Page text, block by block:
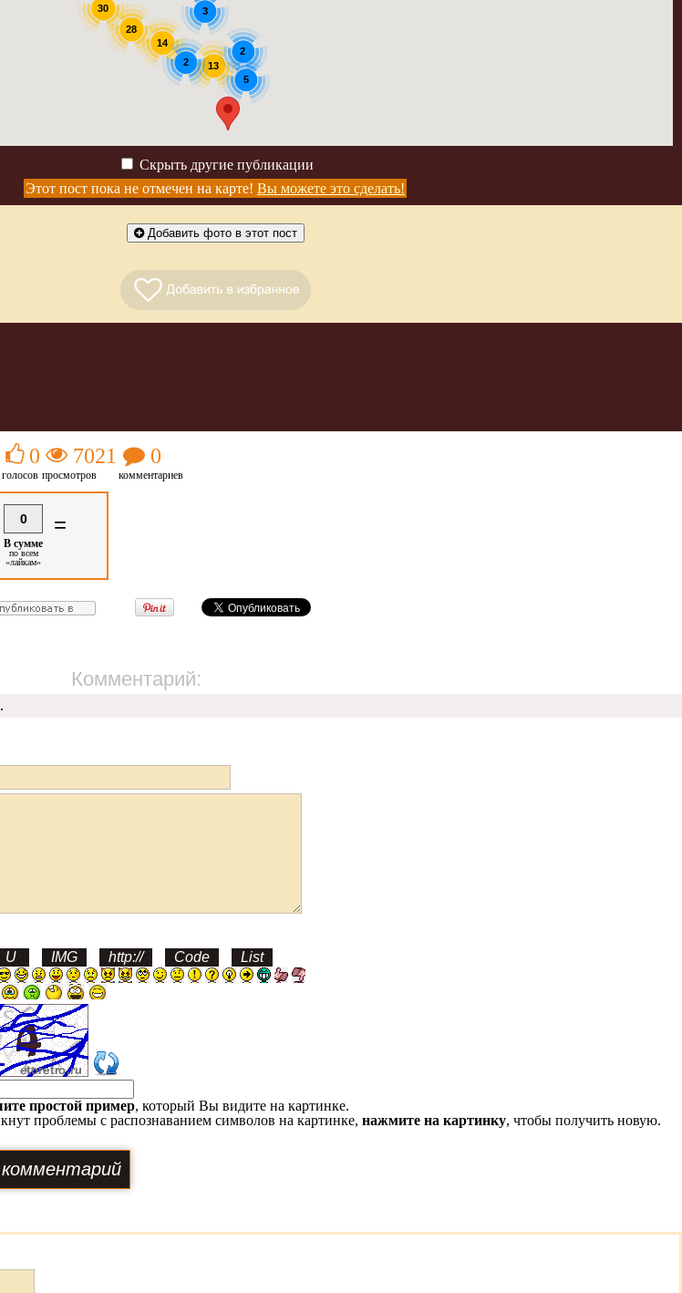
30
13
28
14
5
3
2
2
Скрыть другие публикации
Этот пост пока не отмечен на карте! Вы можете это сделать!
Добавить фото в этот пост
0
голосов
7021
просмотров
0
комментариев
0
В сумме
по всем
«лайкам»
=
Комментарий:
простой пример, который Вы видите на картинке.
проблемы с распознаванием символов на картинке, нажмите на картинку, чтобы получить новую.